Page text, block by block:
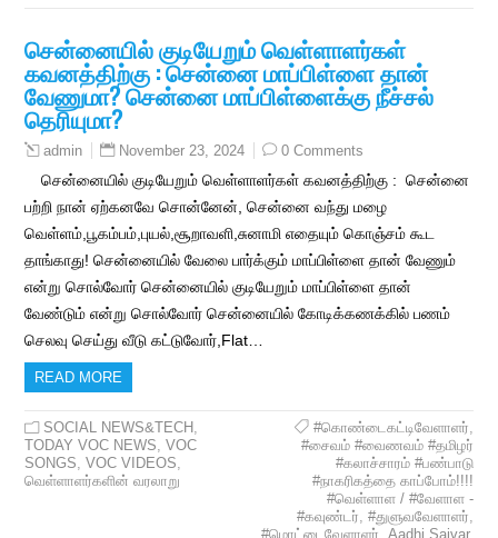
சென்னையில் குடியேறும் வெள்ளாளர்கள்
கவனத்திற்கு : சென்னை மாப்பிள்ளை தான்
வேணுமா? சென்னை மாப்பிள்ளைக்கு நீச்சல்
தெரியுமா?
admin November 23, 2024 0 Comments
சென்னையில் குடியேறும் வெள்ளாளர்கள் கவனத்திற்கு : சென்னை
பற்றி நான் ஏற்கனவே சொன்னேன், சென்னை வந்து மழை
வெள்ளம்,பூகம்பம்,புயல்,சூறாவளி,சுனாமி எதையும் கொஞ்சம் கூட
தாங்காது! சென்னையில் வேலை பார்க்கும் மாப்பிள்ளை தான் வேணும்
என்று சொல்வோர் சென்னையில் குடியேறும் மாப்பிள்ளை தான்
வேண்டும் என்று சொல்வோர் சென்னையில் கோடிக்கணக்கில் பணம்
செலவு செய்து வீடு கட்டுவோர்,Flat…
READ MORE
SOCIAL NEWS&TECH ,
TODAY VOC NEWS,VOC
SONGS,VOC VIDEOS,
வெள்ளாளர்களின் வரலாறு
#கொண்டைகட்டிவேளாளர்,
#சைவம் #வைணவம் #தமிழர்
#கலாச்சாரம் #பண்பாடு
#நாகரிகத்தை காப்போம்!!!!
#வெள்ளாள / #வேளாள -
#கவுண்டர், #துளுவவேளாளர்,
#மொட்டைவேளாளர் Aadhi Saivar,